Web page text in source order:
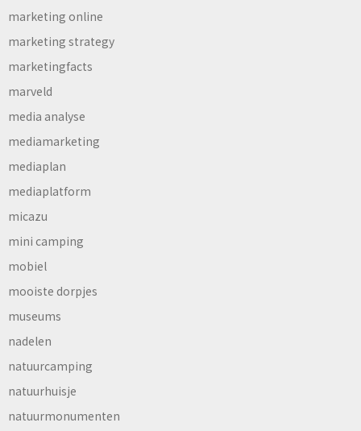
marketing online
marketing strategy
marketingfacts
marveld
media analyse
mediamarketing
mediaplan
mediaplatform
micazu
mini camping
mobiel
mooiste dorpjes
museums
nadelen
natuurcamping
natuurhuisje
natuurmonumenten